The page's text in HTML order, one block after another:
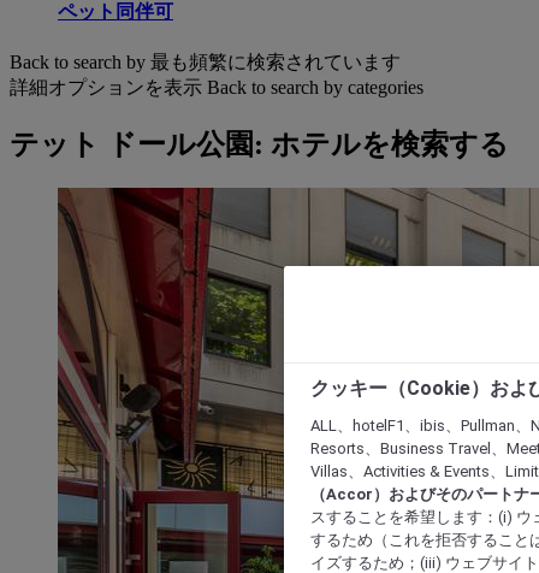
ペット同伴可
Back to search by 最も頻繁に検索されています
詳細オプションを表示 Back to search by categories
テット ドール公園: ホテルを検索する
クッキー（Cookie）およ
ALL、hotelF1、ibis、Pullman
Resorts、Business Travel、
Villas、Activities & Events、
（Accor）およびそのパートナ
スすることを希望します：(i)
するため（これを拒否すること
イズするため；(iii) ウェブサイ